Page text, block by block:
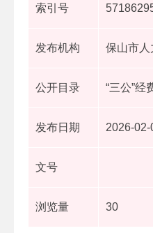
索引号
发布机构 保山市人
公开目录 “三公”经
发布日期 2026-02-
文号
浏览量 30